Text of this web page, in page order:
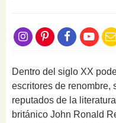
Dentro del siglo XX
escritores de renombre,
reputados de la
británico John Ronald